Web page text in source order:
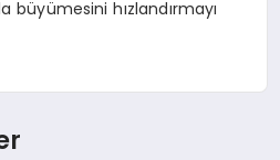
hızlandırmayı